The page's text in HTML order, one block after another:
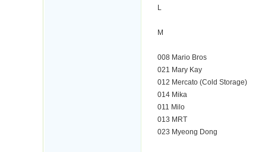
L
M
008 Mario Bros
021 Mary Kay
012 Mercato (Cold Storage)
014 Mika
011 Milo
013 MRT
023 Myeong Dong